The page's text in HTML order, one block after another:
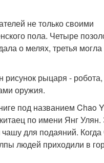
не только своими
пола. Четыре
о мелях, третья могла
рыцаря -
оружия.
под названием Chao
по имени Янг Улян.
для подаяний.
людей приходили в